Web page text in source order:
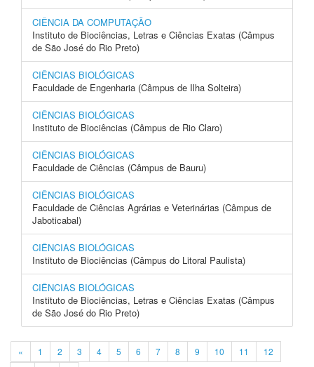
CIÊNCIA DA COMPUTAÇÃO
Instituto de Biociências, Letras e Ciências Exatas (Câmpus
de São José do Rio Preto)
CIÊNCIAS BIOLÓGICAS
Faculdade de Engenharia (Câmpus de Ilha Solteira)
CIÊNCIAS BIOLÓGICAS
Instituto de Biociências (Câmpus de Rio Claro)
CIÊNCIAS BIOLÓGICAS
Faculdade de Ciências (Câmpus de Bauru)
CIÊNCIAS BIOLÓGICAS
Faculdade de Ciências Agrárias e Veterinárias (Câmpus de
Jaboticabal)
CIÊNCIAS BIOLÓGICAS
Instituto de Biociências (Câmpus do Litoral Paulista)
CIÊNCIAS BIOLÓGICAS
Instituto de Biociências, Letras e Ciências Exatas (Câmpus
de São José do Rio Preto)
« 1 2 3 4 5 6 7 8 9 10 11
12